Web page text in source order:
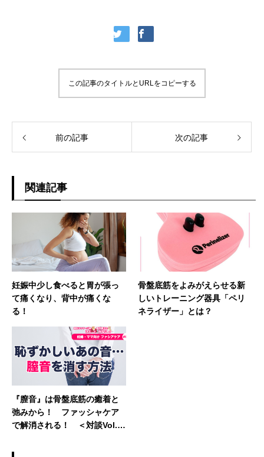
この記事のタイトルとURLをコピーする
前の記事 次の記事
関連記事
妊娠中少し食べると胃が張っ
て痛くなり、背中が痛くな
る！
骨盤底筋をよみがえらせる新
しいトレーニング器具「ペリ
ネライザー」とは？
『膣音』は骨盤底筋の癒着と
弛みから！ ファッシャケア
で解消される！ ＜対談Vol.